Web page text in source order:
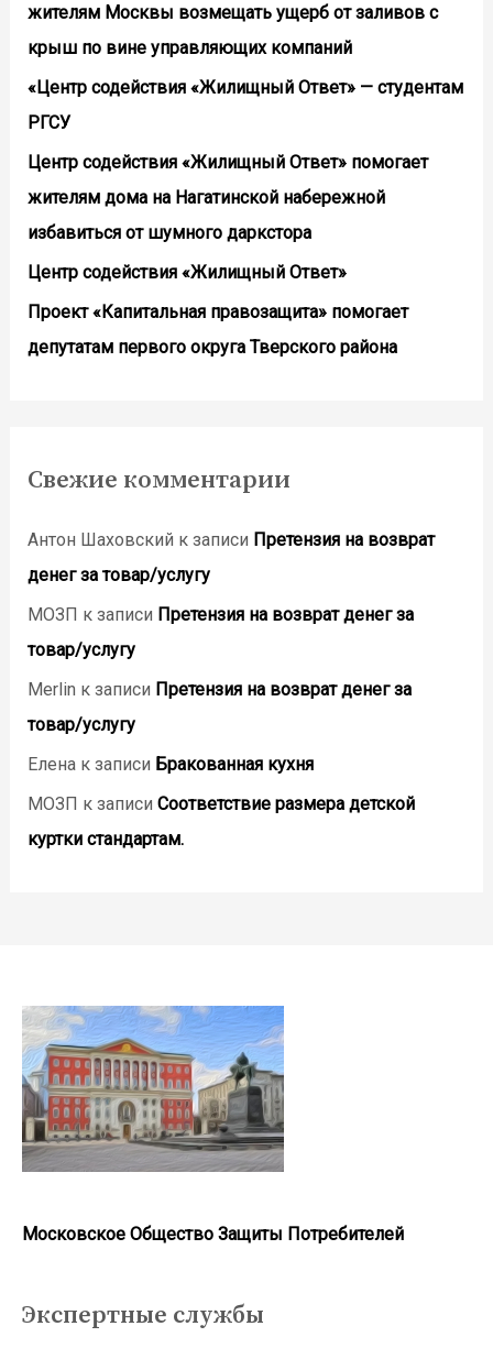
жителям Москвы возмещать ущерб от заливов с
крыш по вине управляющих компаний
«Центр содействия «Жилищный Ответ» — студентам
РГСУ
Центр содействия «Жилищный Ответ» помогает
жителям дома на Нагатинской набережной
избавиться от шумного даркстора
Центр содействия «Жилищный Ответ»
Проект «Капитальная правозащита» помогает
депутатам первого округа Тверского района
Свежие комментарии
Антон Шаховский к записи Претензия на возврат
денег за товар/услугу
МОЗП к записи Претензия на возврат денег за
товар/услугу
Merlin к записи Претензия на возврат денег за
товар/услугу
Еленак записи Бракованная кухня
МОЗП к записи Соответствие размера детской
куртки стандартам.
Московское Общество Защиты Потребителей
Экспертные службы